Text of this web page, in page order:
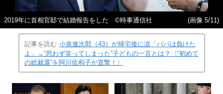
2019年に首相官邸で結婚報告をした ©時事通信社 (画像 5/11)
記事を読む 小泉進次郎（43）が帰宅後に涙「パパは負けた
よ」→“思わず笑ってしまった”子どもの一言とは？〈“初めて
の総裁選”を阿川佐和子が直撃！〉